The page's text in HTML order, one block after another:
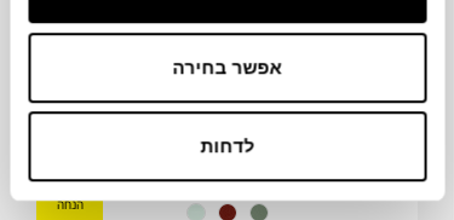
אפשר בחירה
לדחות
18%
הנחה